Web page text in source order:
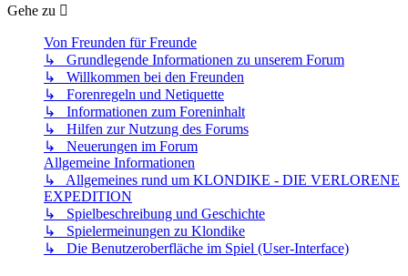
Gehe zu
Von Freunden für Freunde
↳ Grundlegende Informationen zu unserem Forum
↳ Willkommen bei den Freunden
↳ Forenregeln und Netiquette
↳ Informationen zum Foreninhalt
↳ Hilfen zur Nutzung des Forums
↳ Neuerungen im Forum
Allgemeine Informationen
↳ Allgemeines rund um KLONDIKE - DIE VERLORENE
EXPEDITION
↳ Spielbeschreibung und Geschichte
↳ Spielermeinungen zu Klondike
↳ Die Benutzeroberfläche im Spiel (User-Interface)